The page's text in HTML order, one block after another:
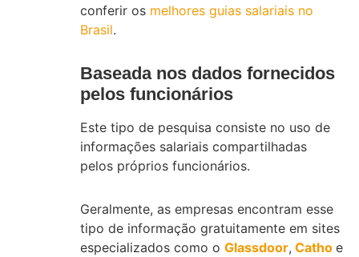
conferir os melhores guias salariais no
Brasil.
Baseada nos dados fornecidos
pelos funcionários
Este tipo de pesquisa consiste no uso de
informações salariais compartilhadas
pelos próprios funcionários.
Geralmente, as empresas encontram esse
tipo de informação gratuitamente em sites
especializados como o Glassdoor, Catho e